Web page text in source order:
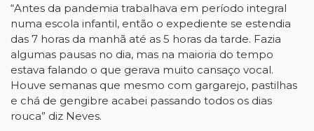
“Antes da pandemia trabalhava em período integral
numa escola infantil, então o expediente se estendia
das 7 horas da manhã até as 5 horas da tarde. Fazia
algumas pausas no dia, mas na maioria do tempo
estava falando o que gerava muito cansaço vocal.
Houve semanas que mesmo com gargarejo, pastilhas
e chá de gengibre acabei passando todos os dias
rouca” diz Neves.